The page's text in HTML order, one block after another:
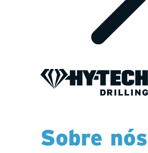
Sobre nós
Hy-
Operating across the
exploration and
promising and technically
SEE OTHER LOCATIONS